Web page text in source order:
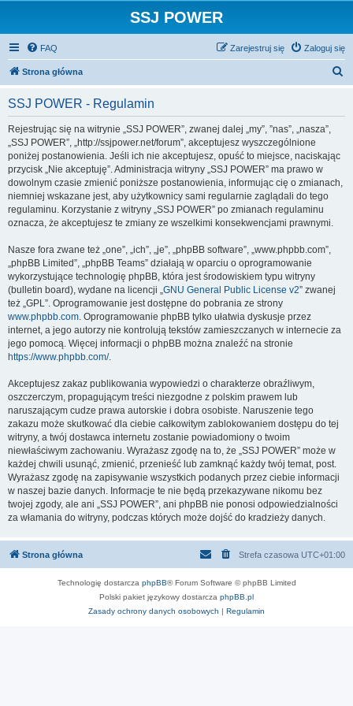
SSJ POWER
FAQ Zaloguj się
Zarejestruj się
Strona główna
SSJ POWER - Regulamin
Rejestrując się na witrynie „SSJ POWER”, zwanej dalej „my”, ”nas”, „nasza”,
„SSJ POWER”, „http://ssjpower.net/forum”, akceptujesz wyszczególnione
poniżej postanowienia. Jeśli ich nie akceptujesz, opuść to miejsce, naciskając
przycisk „Nie akceptuję”. Administracja witryny „SSJ POWER” ma prawo w
dowolnym czasie zmienić poniższe postanowienia, informując cię o zmianach,
niemniej wskazane jest, aby użytkownicy sami regularnie zaglądali do tego
regulaminu. Korzystanie z witryny „SSJ POWER” po zmianach regulaminu
oznacza, że akceptujesz te zmiany ze wszelkimi konsekwencjami prawnymi.
Nasze fora zwane też „one”, „ich”, „je”, „phpBB software”, „www.phpbb.com”,
„phpBB Limited”, „phpBB Teams” działają w oparciu o oprogramowanie
wykorzystujące technologię phpBB, która jest środowiskiem typu witryny
(bulletin board), wydane na licencji „GNU General Public License v2” zwanej
też „GPL”. Oprogramowanie jest dostępne do pobrania ze strony
www.phpbb.com. Oprogramowanie phpBB tylko ułatwia dyskusje przez
internet, a jego autorzy nie kontrolują tekstów zamieszczanych w internecie za
jego pomocą. Więcej informacji o phpBB można znaleźć na stronie
https://www.phpbb.com/.
Akceptujesz zakaz publikowania wypowiedzi o charakterze obraźliwym,
oszczerczym, propagującym treści niezgodne z polskim prawem lub
naruszającym cudze prawa autorskie i dobra osobiste. Naruszenie tego
zakazu może skutkować dla ciebie całkowitym zablokowaniem dostępu do tej
witryny, a twój dostawca internetu zostanie powiadomiony o twoim
niewłaściwym zachowaniu. Wyrażasz zgodę na to, że „SSJ POWER” może w
każdej chwili usunąć, zmienić, przenieść lub zamknąć każdy twój temat, post.
Wyrażasz zgodę na zapisywanie wszystkich podanych przez ciebie informacji
w naszej bazie danych. Informacje te nie będą przekazywane nikomu bez
twojej zgody, ale ani „SSJ POWER”, ani phpBB nie ponosi odpowiedzialności
za włamania do witryny, podczas których może dojść do kradzieży danych.
Strona główna Strefa czasowa UTC+01:00
Technologię dostarcza phpBB® Forum Software © phpBB Limited
Polski pakiet językowy dostarcza phpBB.pl
Zasady ochrony danych osobowych | Regulamin